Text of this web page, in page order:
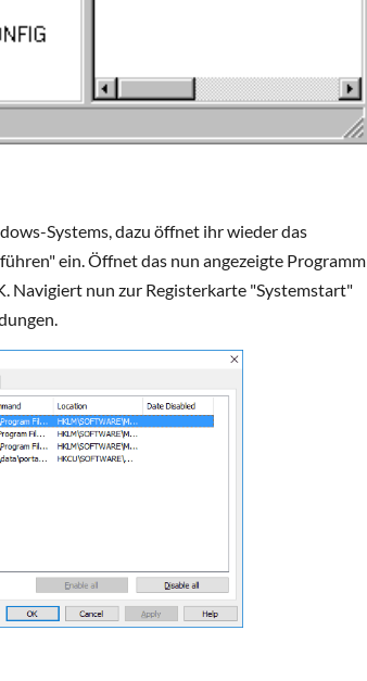
Systems, dazu öffnet ihr wieder das
ein. Öffnet das nun angezeigte Programm
Navigiert nun zur Registerkarte "Systemstart"